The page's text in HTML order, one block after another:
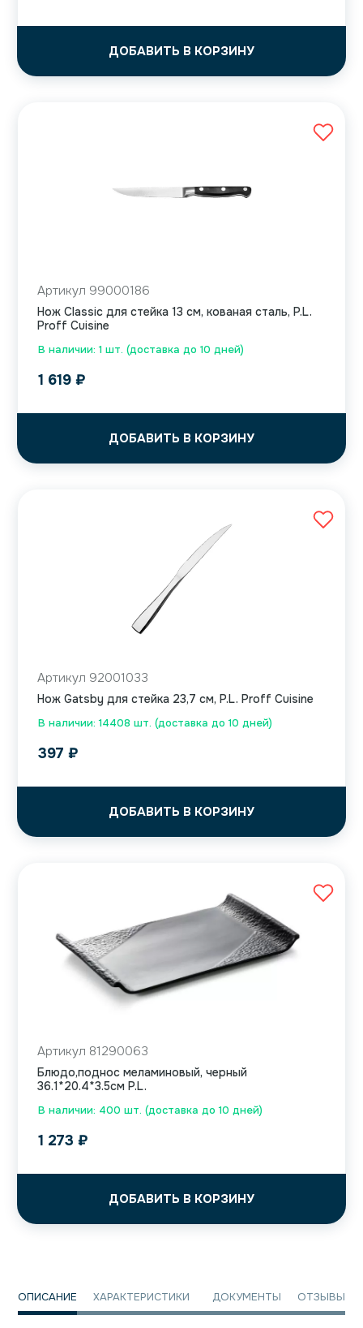
ДОБАВИТЬ В КОРЗИНУ
В наличии: 1 шт. (доставка до 10 дней)
Артикул 99000186
Нож Classic для стейка 13 см, кованая сталь, P.L.
Proff Cuisine
1 619 ₽
ДОБАВИТЬ В КОРЗИНУ
В наличии: 14408 шт. (доставка до 10 дней)
Артикул 92001033
Нож Gatsby для стейка 23,7 см, P.L. Proff Cuisine
397 ₽
ДОБАВИТЬ В КОРЗИНУ
В наличии: 400 шт. (доставка до 10 дней)
Артикул 81290063
Блюдо,поднос меламиновый, черный
36.1*20.4*3.5см P.L.
1 273 ₽
ДОБАВИТЬ В КОРЗИНУ
ОПИСАНИЕ ХАРАКТЕРИСТИКИ ДОКУМЕНТЫ ОТЗЫВЫ